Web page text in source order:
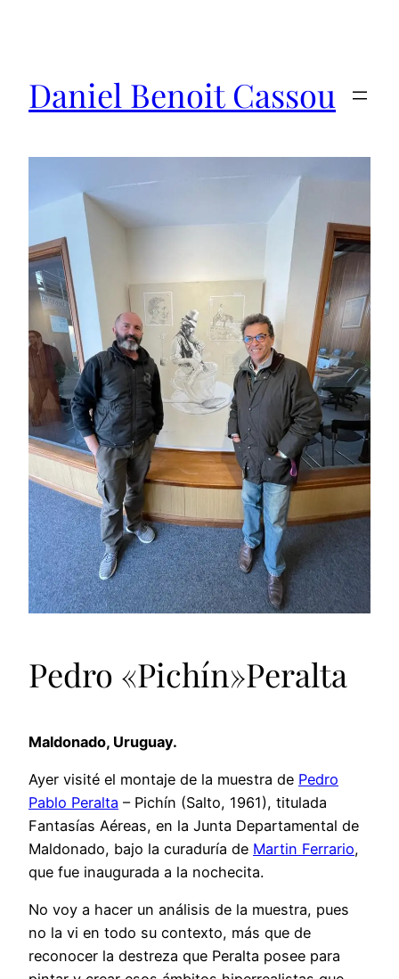
Daniel Benoit Cassou
Pedro «Pichín»Peralta
Maldonado, Uruguay.
Ayer visité el montaje de la muestra de Pedro
Pablo Peralta – Pichín (Salto, 1961), titulada
Fantasías Aéreas, en la Junta Departamental de
Maldonado, bajo la curaduría de Martin Ferrario,
que fue inaugurada a la nochecita.
No voy a hacer un análisis de la muestra, pues
no la vi en todo su contexto, más que de
reconocer la destreza que Peralta posee para